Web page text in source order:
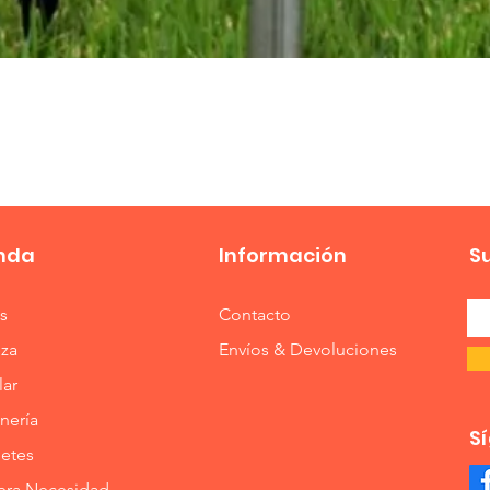
Información
Contacto
Envíos & Devoluciones